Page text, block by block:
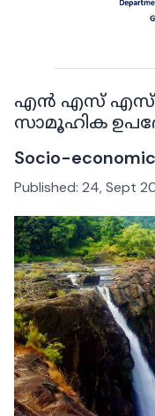
എൻ എസ് എസ്
സാമൂഹിക
Socio-economic
Published: 24, Sept